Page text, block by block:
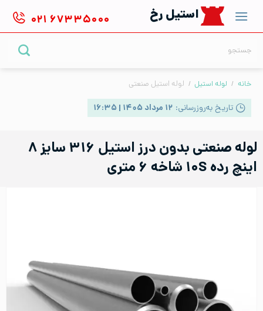
content
استیل رخ ۰۲۱ ۶۷۳۳۵۰۰۰
خانه / لوله استیل / لوله استیل صنعتی
تاریخ به‌روزرسانی: ۱۲ مرداد ۱۴۰۵ | ۱۶:۳۵
لوله صنعتی بدون درز استیل ۳۱۶ سایز ۸
اینچ رده ۱۰S شاخه ۶ متری